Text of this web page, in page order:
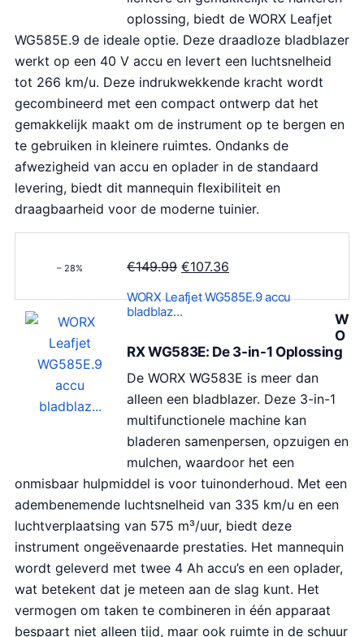
oplossing, biedt de WORX Leafjet
WG585E.9 de ideale optie. Deze draadloze bladblazer
werkt op een 40 V accu en levert een luchtsnelheid
tot 266 km/u. Deze indrukwekkende kracht wordt
gecombineerd met een compact ontwerp dat het
gemakkelijk maakt om de instrument op te bergen en
te gebruiken in kleinere ruimtes. Ondanks de
afwezigheid van accu en oplader in de standaard
levering, biedt dit mannequin flexibiliteit en
draagbaarheid voor de moderne tuinier.
– 28% €149.99 O
p
r
o
n
k
e
l
i
j
k
e
p
r
i
€107.36
i
g
e
p
r
i
j
s
i
s
:
€
1
0
WORX Leafjet WG585E.9 accu
bladblaz…
W
O
RX WG583E: De 3-in-1 Oplossing
De WORX WG583E is meer dan
alleen een bladblazer. Deze 3-in-1
multifunctionele machine kan
bladeren samenpersen, opzuigen en
mulchen, waardoor het een
onmisbaar hulpmiddel is voor tuinonderhoud. Met een
adembenemende luchtsnelheid van 335 km/u en een
luchtverplaatsing van 575 m³/uur, biedt deze
instrument ongeëvenaarde prestaties. Het mannequin
wordt geleverd met twee 4 Ah accu’s en een oplader,
wat betekent dat je meteen aan de slag kunt. Het
vermogen om taken te combineren in één apparaat
bespaart niet alleen tijd, maar ook ruimte in de schuur